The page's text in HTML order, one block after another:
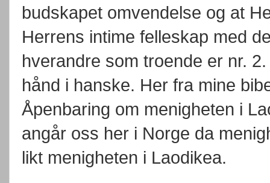
budskapet omvendelse og at
Herrens intime felleskap med
hverandre som troende er nr.
hånd i hanske. Her fra mine
Åpenbaring om menigheten i
angår oss her i Norge da
likt menigheten i Laodikea.